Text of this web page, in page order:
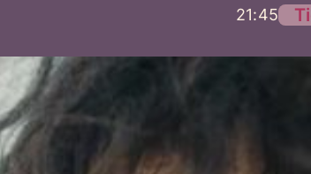
21:45